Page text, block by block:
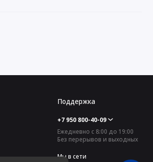
Поддержка
+7 950 800-40-09
Ежедневно с 8:00 до 19:00
Без перерывов и выходных
Мы в сети